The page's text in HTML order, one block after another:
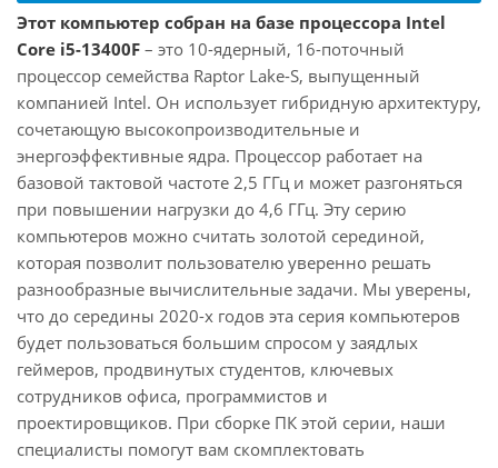
Этот компьютер собран на базе процессора Intel
Core i5-13400F – это 10-ядерный, 16-поточный
процессор семейства Raptor Lake-S, выпущенный
компанией Intel. Он использует гибридную архитектуру,
сочетающую высокопроизводительные и
энергоэффективные ядра. Процессор работает на
базовой тактовой частоте 2,5 ГГц и может разгоняться
при повышении нагрузки до 4,6 ГГц. Эту серию
компьютеров можно считать золотой серединой,
которая позволит пользователю уверенно решать
разнообразные вычислительные задачи. Мы уверены,
что до середины 2020-х годов эта серия компьютеров
будет пользоваться большим спросом у заядлых
геймеров, продвинутых студентов, ключевых
сотрудников офиса, программистов и
проектировщиков. При сборке ПК этой серии, наши
специалисты помогут вам скомплектовать